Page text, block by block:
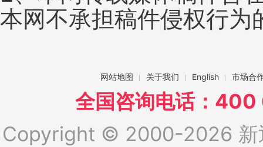
本网不承担稿件侵权行为
网站地图 关于我们 English 市场合
全国咨询电话：
Copyright © 2000-2026 新